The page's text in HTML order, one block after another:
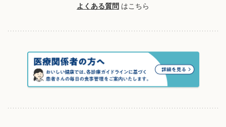
よくある質問 はこちら